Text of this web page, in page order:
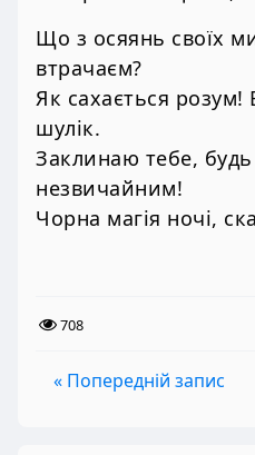
Що з осяянь своїх
втрачаєм?
Як сахається
шулік.
Заклинаю тебе, будь
незвичайним!
Чорна магія ночі,
708
« Попередній запис